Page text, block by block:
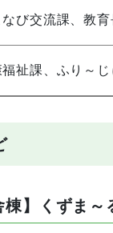
び交流課、教
祉課、ふり～
棟】くずま～